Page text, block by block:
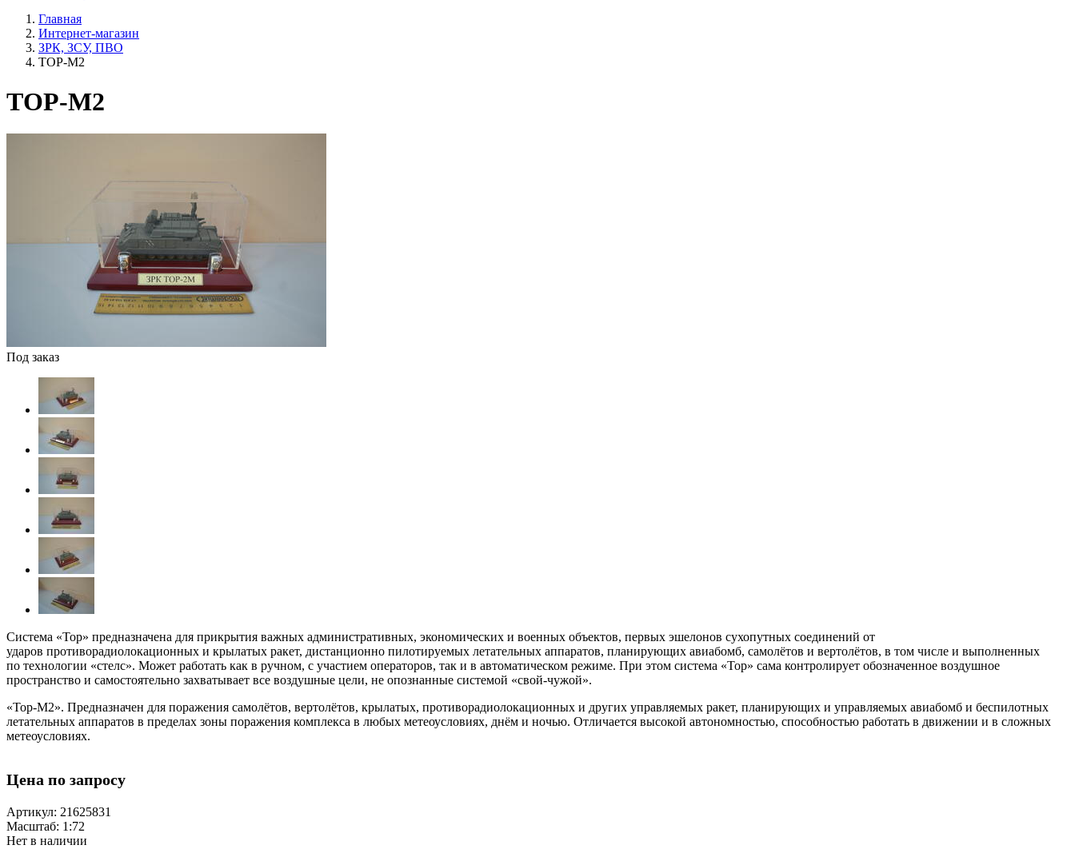
Главная
Интернет-магазин
ЗРК, ЗСУ, ПВО
ТОР-М2
ТОР-М2
Под заказ
Система «Тор» предназначена для прикрытия важных административных, экономических и военных объектов, первых эшелонов сухопутных соединений от
ударов противорадиолокационных и крылатых ракет, дистанционно пилотируемых летательных аппаратов, планирующих авиабомб, самолётов и вертолётов, в том числе и выполненных
по технологии «стелс». Может работать как в ручном, с участием операторов, так и в автоматическом режиме. При этом система «Тор» сама контролирует обозначенное воздушное
пространство и самостоятельно захватывает все воздушные цели, не опознанные системой «свой-чужой».
«Тор-М2». Предназначен для поражения самолётов, вертолётов, крылатых, противорадиолокационных и других управляемых ракет, планирующих и управляемых авиабомб и беспилотных
летательных аппаратов в пределах зоны поражения комплекса в любых метеоусловиях, днём и ночью. Отличается высокой автономностью, способностью работать в движении и в сложных
метеоусловиях.
Цена по запросу
Артикул: 21625831
Масштаб: 1:72
Нет в наличии